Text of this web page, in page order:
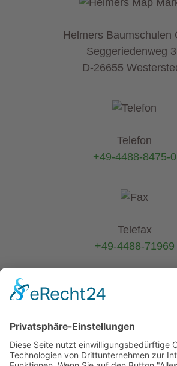
Helmers Baumschulen
Seggeriedenweg
D-26655
Telefon
+49-4488-8475-0
Telefax
+49-4488-71969
info@helmers.de